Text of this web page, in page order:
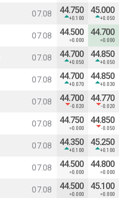
07.08 44.750
+0.100
45.000
+0.050
07.08 44.500
=0.000
44.700
=0.000
07.08 44.700
+0.050
44.850
+0.050
07.08 44.700
+0.070
44.850
+0.030
07.08 44.700
-0.020
44.770
-0.020
07.08 44.750
=0.000
44.850
-0.050
07.08 44.350
+0.100
45.250
+0.100
07.08 44.500
=0.000
44.800
=0.000
07.08 44.500
=0.000
45.100
=0.000